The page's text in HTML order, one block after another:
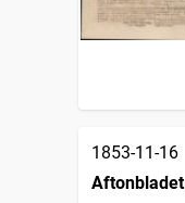
1853-11-16
Aftonbladet